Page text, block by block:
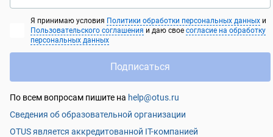
Подписаться
Я принимаю условия Политики обработки персональных данных и
Пользовательского соглашения и даю свое согласие на обработку
персональных данных
По всем вопросам пишите на help@otus.ru
Сведения об образовательной организации
OTUS является аккредитованной IT-компанией